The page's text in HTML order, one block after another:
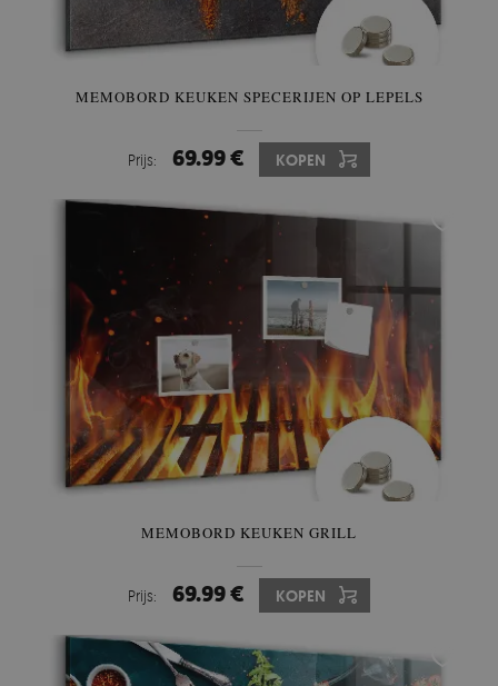
MEMOBORD KEUKEN SPECERIJEN OP LEPELS
Prijs: 69.99 € KOPEN
MEMOBORD KEUKEN GRILL
Prijs: 69.99 € KOPEN